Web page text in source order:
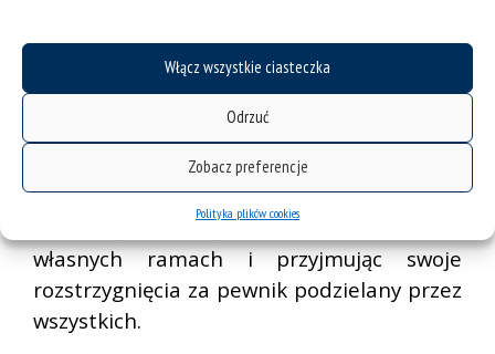
Włącz wszystkie ciasteczka
Odrzuć
Zobacz preferencje
Polityka plików cookies
radzi sobie z wyzwaniami i wreszcie
odpowiedzenia sobie na pytanie, czy
atypowo robi to tylko Sam? To, co na
pewno robi Sam – wnosi niezwykle ożywczą
perspektywę widzenia spraw, którym na co
dzień zazwyczaj nie poświęca się uwagi,
osadzając otaczający świat i ludzi w swoich
własnych ramach i przyjmując swoje
rozstrzygnięcia za pewnik podzielany przez
wszystkich.